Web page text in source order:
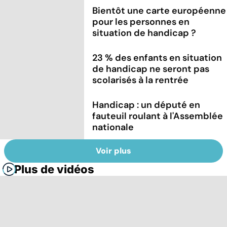
Bientôt une carte européenne
pour les personnes en
situation de handicap ?
23 % des enfants en situation
de handicap ne seront pas
scolarisés à la rentrée
Handicap : un député en
fauteuil roulant à l'Assemblée
nationale
Voir plus
Plus de vidéos